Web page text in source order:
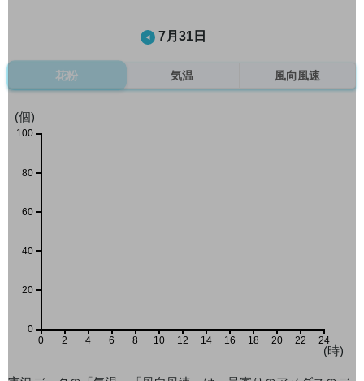
7月31日
花粉 気温 風向風速
0 2 4 6 8 10 12 14 16 18 20 22 24
(個)
(時)
0
20
40
60
80
100